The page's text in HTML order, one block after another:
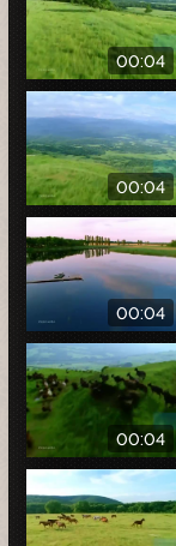
00:04
00:04
00:04
00:04